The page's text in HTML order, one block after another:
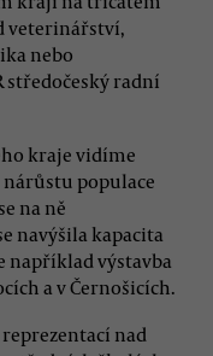
veterinářství,
nebo
středočeský radní
kraje vidíme
populace
na ně
navýšila kapacita
například výstavba
a v Černošicích.
nad